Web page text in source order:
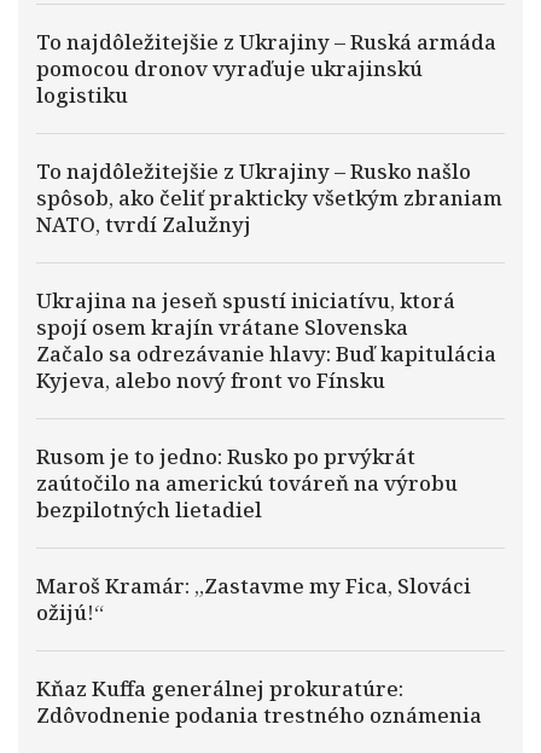
To najdôležitejšie z Ukrajiny – Ruská armáda
pomocou dronov vyraďuje ukrajinskú
logistiku
To najdôležitejšie z Ukrajiny – Rusko našlo
spôsob, ako čeliť prakticky všetkým zbraniam
NATO, tvrdí Zalužnyj
Ukrajina na jeseň spustí iniciatívu, ktorá
spojí osem krajín vrátane Slovenska
Začalo sa odrezávanie hlavy: Buď kapitulácia
Kyjeva, alebo nový front vo Fínsku
Rusom je to jedno: Rusko po prvýkrát
zaútočilo na americkú továreň na výrobu
bezpilotných lietadiel
Maroš Kramár: „Zastavme my Fica, Slováci
ožijú!“
Kňaz Kuffa generálnej prokuratúre:
Zdôvodnenie podania trestného oznámenia